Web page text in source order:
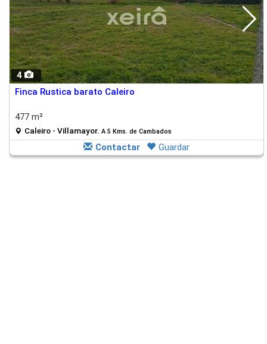
4
Finca Rustica barato Caleiro
477 m²
Caleiro - Villamayor. A 5 Kms. de Cambados
Contactar Guardar